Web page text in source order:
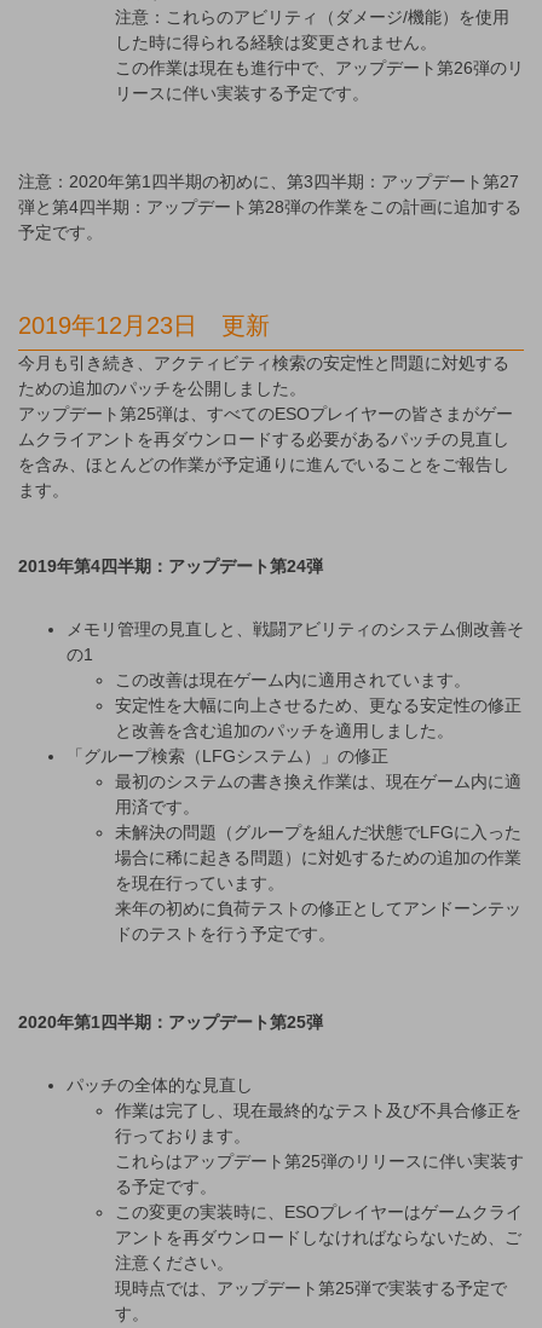
注意：これらのアビリティ（ダメージ/機能）を使用
した時に得られる経験は変更されません。
この作業は現在も進行中で、アップデート第26弾のリ
リースに伴い実装する予定です。
注意：2020年第1四半期の初めに、第3四半期：アップデート第27
弾と第4四半期：アップデート第28弾の作業をこの計画に追加する
予定です。
2019年12月23日 更新
今月も引き続き、アクティビティ検索の安定性と問題に対処する
ための追加のパッチを公開しました。
アップデート第25弾は、すべてのESOプレイヤーの皆さまがゲー
ムクライアントを再ダウンロードする必要があるパッチの見直し
を含み、ほとんどの作業が予定通りに進んでいることをご報告し
ます。
2019年第4四半期：アップデート第24弾
メモリ管理の見直しと、戦闘アビリティのシステム側改善そ
の1
この改善は現在ゲーム内に適用されています。
安定性を大幅に向上させるため、更なる安定性の修正
と改善を含む追加のパッチを適用しました。
「グループ検索（LFGシステム）」の修正
最初のシステムの書き換え作業は、現在ゲーム内に適
用済です。
未解決の問題（グループを組んだ状態でLFGに入った
場合に稀に起きる問題）に対処するための追加の作業
を現在行っています。
来年の初めに負荷テストの修正としてアンドーンテッ
ドのテストを行う予定です。
2020年第1四半期：アップデート第25弾
パッチの全体的な見直し
作業は完了し、現在最終的なテスト及び不具合修正を
行っております。
これらはアップデート第25弾のリリースに伴い実装す
る予定です。
この変更の実装時に、ESOプレイヤーはゲームクライ
アントを再ダウンロードしなければならないため、ご
注意ください。
現時点では、アップデート第25弾で実装する予定で
す。